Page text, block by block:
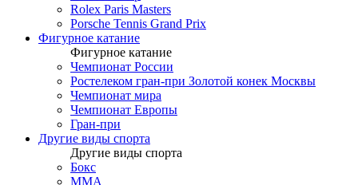
Rolex Paris Masters
Porsche Tennis Grand Prix
Фигурное катание
Фигурное катание
Чемпионат России
Ростелеком гран-при Золотой конек Москвы
Чемпионат мира
Чемпионат Европы
Гран-при
Другие виды спорта
Другие виды спорта
Бокс
MMA